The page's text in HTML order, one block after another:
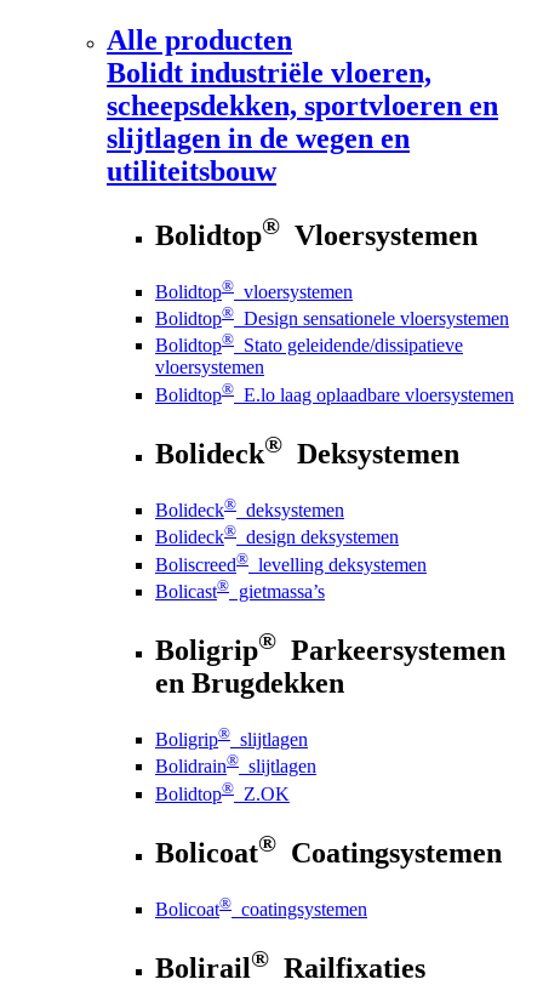
Alle producten
Bolidt industriële vloeren,
scheepsdekken, sportvloeren en
slijtlagen in de wegen en
utiliteitsbouw
Bolidtop® Vloersystemen
Bolidtop® vloersystemen
Bolidtop® Design sensationele vloersystemen
Bolidtop® Stato geleidende/dissipatieve
vloersystemen
Bolidtop® E.lo laag oplaadbare vloersystemen
Bolideck® Deksystemen
Bolideck® deksystemen
Bolideck® design deksystemen
Boliscreed® levelling deksystemen
Bolicast® gietmassa’s
Boligrip® Parkeersystemen
en Brugdekken
Boligrip® slijtlagen
Bolidrain® slijtlagen
Bolidtop® Z.OK
Bolicoat® Coatingsystemen
Bolicoat® coatingsystemen
Bolirail® Railfixaties